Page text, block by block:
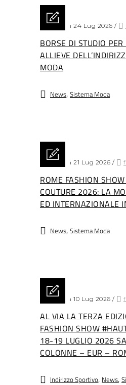
Posted on 24 Lug 2026 /
BORSE DI STUDIO
ALLIEVE
MODA
News, Sistema Moda
Posted on 21 Lug 2026 /
ROME FASHION
COUTURE 2026: LA
ED INTERNAZIONALE
News, Sistema Moda
Posted on 10 Lug 2026 /
AL VIA LA TERZA
FASHION SHOW
18-19 LUGLIO 2026
COLONNE – EUR –
Indirizzo Sportivo, News,